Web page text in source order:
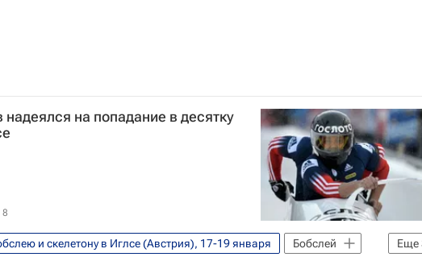
надеялся на попадание в десятку
8
Еще
и скелетону в Иглсе (Австрия), 17-19 января
Бобслей